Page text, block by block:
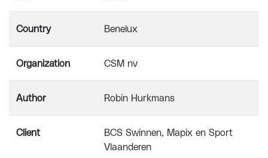
Country Benelux
Organization CSM nv
Author Robin Hurkmans
Client
BCS Swinnen, Mapix en Sport
Vlaanderen